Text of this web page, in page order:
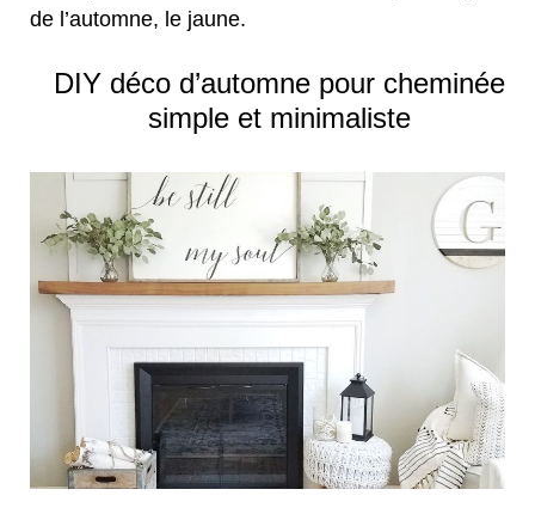
de l’automne, le jaune.
DIY déco d’automne pour cheminée
simple et minimaliste